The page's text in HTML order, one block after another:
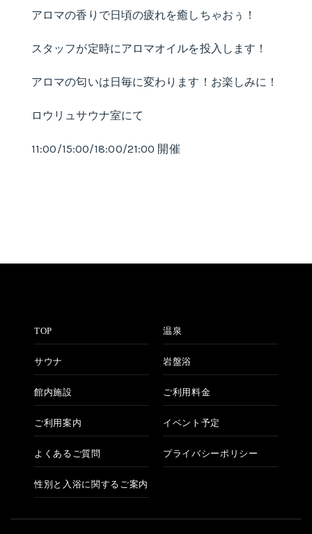
アロマの香りで日頃の疲れを癒しちゃおぅ！
スタッフが定時にアロマオイルを投入します！
アロマの匂いは日毎に変わります！お楽しみに！
ロウリュサウナ室にて
11:00/15:00/18:00/21:00 開催
TOP 温泉
サウナ 岩盤浴
館内施設 ご利用料金
ご利用案内 イベント予定
よくあるご質問 プライバシーポリシー
性別と入浴に関するご案内